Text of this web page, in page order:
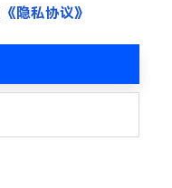
《隐私协议》